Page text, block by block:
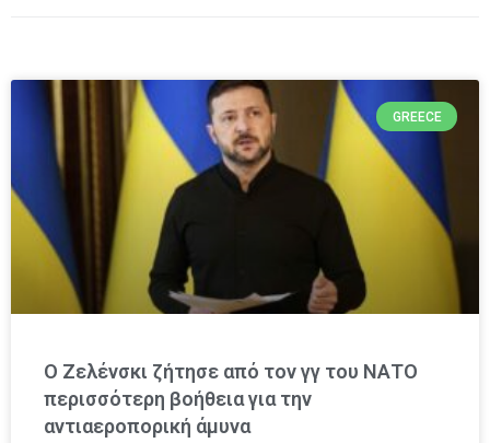
GREECE
Ο Ζελένσκι ζήτησε από τον γγ του ΝΑΤΟ
περισσότερη βοήθεια για την
αντιαεροπορική άμυνα